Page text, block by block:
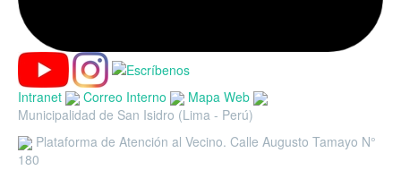
Intranet Correo Interno
Mapa Web
Municipalidad de San Isidro (Lima - Perú)
Plataforma de Atención al Vecino. Calle Augusto Tamayo N°
180